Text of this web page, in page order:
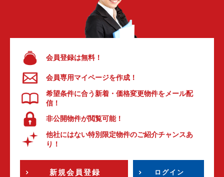
会員登録は無料！
会員専用マイページを作成！
希望条件に合う新着・価格変更物件をメール配
信！
非公開物件が閲覧可能！
他社にはない特別限定物件のご紹介チャンスあ
り！
新規会員登録 ログイン